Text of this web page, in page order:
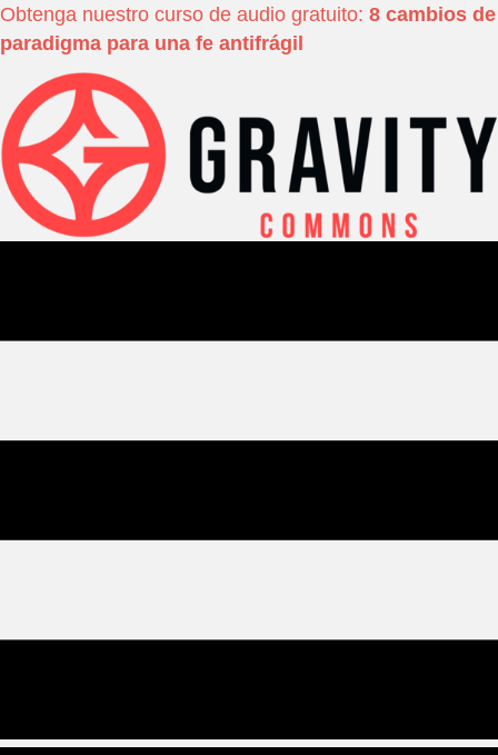
Obtenga nuestro curso de audio gratuito: 8 cambios de
paradigma para una fe antifrágil